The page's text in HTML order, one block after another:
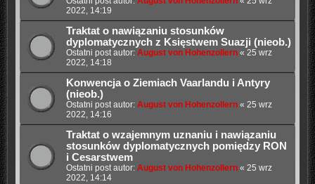
2022, 14:19
Traktat o nawiązaniu stosunków
dyplomatycznych z Księstwem Suazji (nieob.)
Ostatni post autor: August von Hohenzollern« 25 wrz
2022, 14:18
Konwencja o Ziemiach Vaarlandu i Antyry
(nieob.)
Ostatni post autor: August von Hohenzollern« 25 wrz
2022, 14:16
Traktat o wzajemnym uznaniu i nawiązaniu
stosunków dyplomatycznych pomiędzy RON
i Cesarstwem
Ostatni post autor: August von Hohenzollern« 25 wrz
2022, 14:14